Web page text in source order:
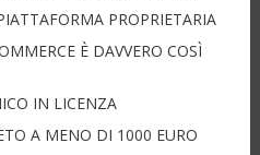
PROPRIETARIA
È DAVVERO COSÌ
IN LICENZA
A MENO DI 1000 EURO